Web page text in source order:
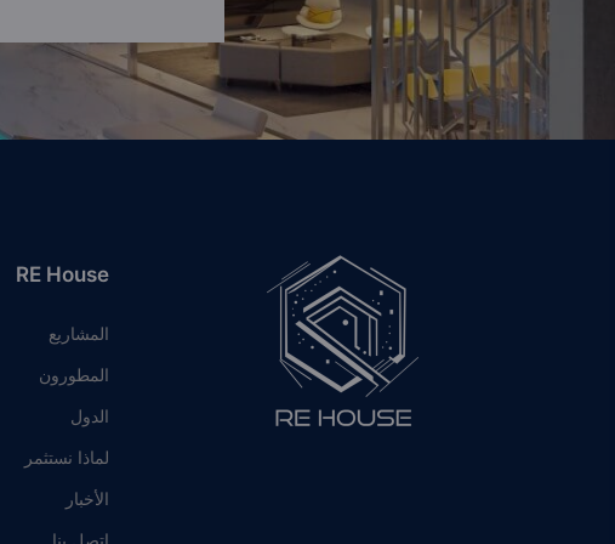
RE House
المشاريع
المطورون
الدول
لماذا نستثمر
الأخبار